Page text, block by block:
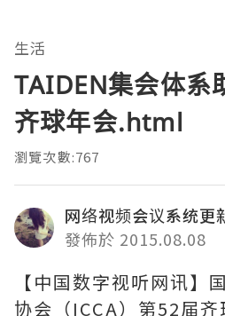
生活
TAIDEN集会体系
齐球年会.html
瀏覽次數:767
网络视频会议系统更
發佈於 2015.08.08
【中国数字视听网讯】
协会（ICCA）第52届